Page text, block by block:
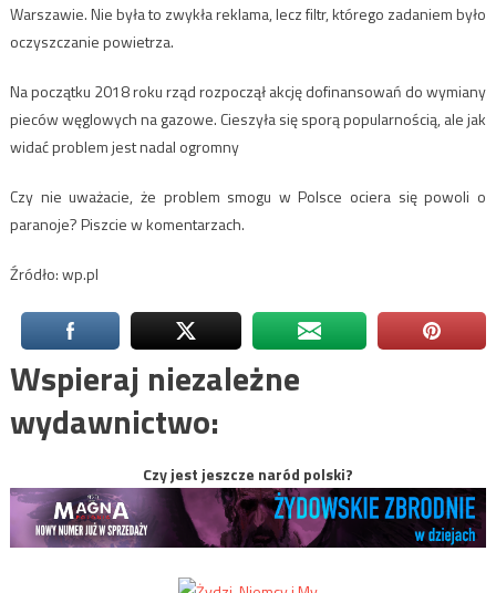
Warszawie. Nie była to zwykła reklama, lecz filtr, którego zadaniem było
oczyszczanie powietrza.
Na początku 2018 roku rząd rozpoczął akcję dofinansowań do wymiany
pieców węglowych na gazowe. Cieszyła się sporą popularnością, ale jak
widać problem jest nadal ogromny
Czy nie uważacie, że problem smogu w Polsce ociera się powoli o
paranoje? Piszcie w komentarzach.
Źródło: wp.pl
Wspieraj niezależne
wydawnictwo:
Czy jest jeszcze naród polski?